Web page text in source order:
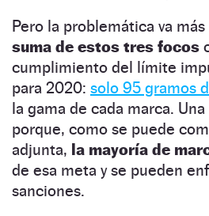
Pero la problemática va
suma de estos tres focos
cumplimiento del límite
para 2020: solo 95 gramos
la gama de cada marca.
porque, como se puede
adjunta, la mayoría de
de esa meta y se pueden
sanciones.